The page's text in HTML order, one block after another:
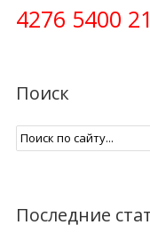
4276 5400
Поиск
Последние